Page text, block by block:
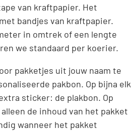
van kraftpapier. Het
bandjes van kraftpapier.
in omtrek of een lengte
we standaard per koerier.
pakketjes uit jouw naam te
pakbon. Op bijna elk
sticker: de plakbon. Op
de inhoud van het pakket
wanneer het pakket